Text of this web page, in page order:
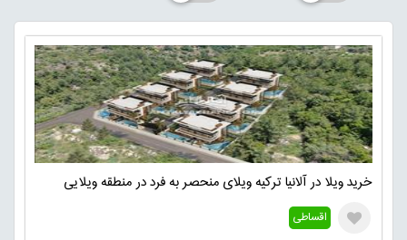
خرید ویلا در آلانیا ترکیه ویلای منحصر به فرد در منطقه ویلایی
اقساطی